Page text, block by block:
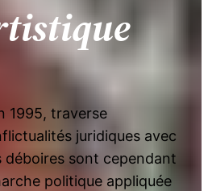
1995, traverse
juridiques avec
déboires sont cependant
politique appliquée